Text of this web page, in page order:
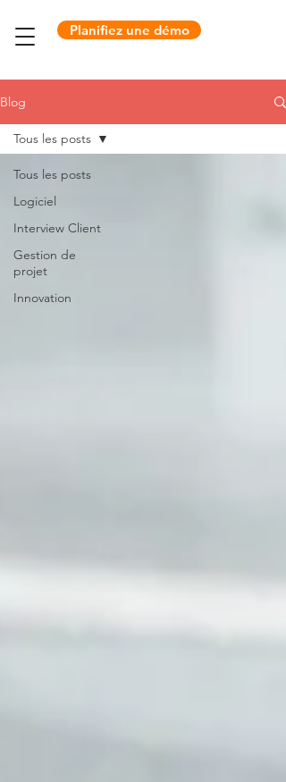
Planifiez une démo
Blog
Tous les posts
Logiciel
Interview Client
Gestion de
projet
Innovation
Tous les posts